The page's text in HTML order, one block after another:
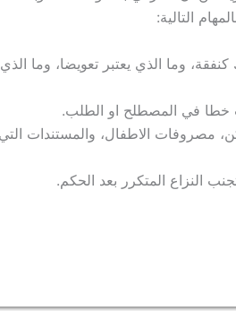
التالية:
وما الذي يعتبر تعويضا، وما
في المصطلح او الطلب.
مصروفات الاطفال، والمستندات
النزاع المتكرر بعد الحكم.